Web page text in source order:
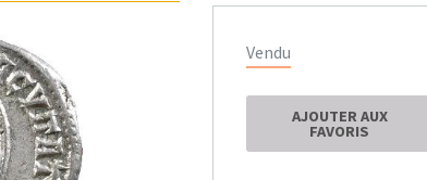
Vendu
AJOUTER AUX
FAVORIS